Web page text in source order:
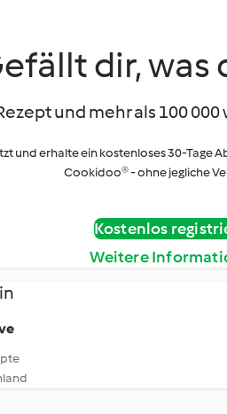
dir, was
und mehr als 100
und erhalte ein kostenloses 30-Tage
Cookidoo® - ohne jegliche
Kostenlos
Weitere